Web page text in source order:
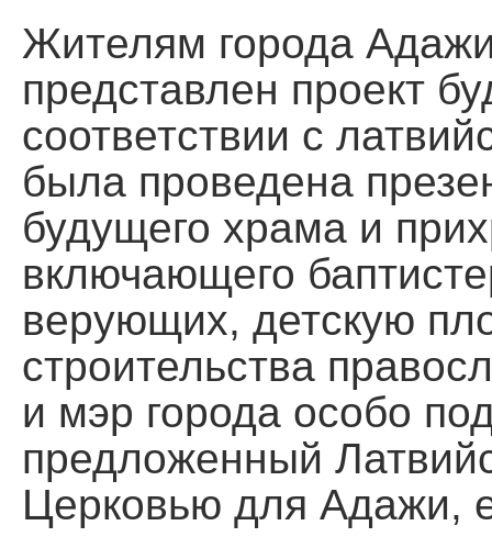
Жителям города
представлен проект
соответствии с
была проведена
будущего храма и
включающего
верующих, детскую
строительства
и мэр города особо
предложенный
Церковью для Адажи,